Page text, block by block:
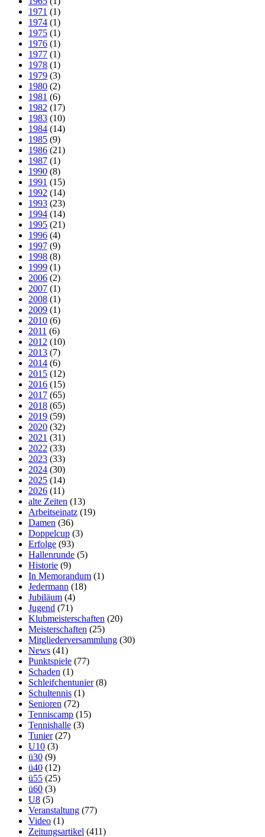
1971 (1)
1974 (1)
1975 (1)
1976 (1)
1977 (1)
1978 (1)
1979 (3)
1980 (2)
1981 (6)
1982 (17)
1983 (10)
1984 (14)
1985 (9)
1986 (21)
1987 (1)
1990 (8)
1991 (15)
1992 (14)
1993 (23)
1994 (14)
1995 (21)
1996 (4)
1997 (9)
1998 (8)
1999 (1)
2006 (2)
2007 (1)
2008 (1)
2009 (1)
2010 (6)
2011 (6)
2012 (10)
2013 (7)
2014 (6)
2015 (12)
2016 (15)
2017 (65)
2018 (65)
2019 (59)
2020 (32)
2021 (31)
2022 (33)
2023 (33)
2024 (30)
2025 (14)
2026 (11)
alte Zeiten (13)
Arbeitseinatz (19)
Damen (36)
Doppelcup (3)
Erfolge (93)
Hallenrunde (5)
Historie (9)
In Memorandum (1)
Jedermann (18)
Jubiläum (4)
Jugend (71)
Klubmeisterschaften (20)
Meisterschaften (25)
Mitgliederversammlung (30)
News (41)
Punktspiele (77)
Schaden (1)
Schleifchentunier(8)
Schultennis (1)
Senioren (72)
Tenniscamp (15)
Tennishalle (3)
Tunier(27)
U10 (3)
ü30 (9)
ü40 (12)
ü55 (25)
ü60 (3)
U8 (5)
Veranstaltung (77)
Video (1)
Zeitungsartikel (411)